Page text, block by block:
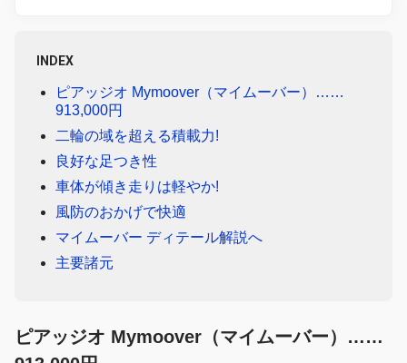
INDEX
ピアッジオ Mymoover（マイムーバー）……
913,000円
二輪の域を超える積載力!
良好な足つき性
車体が傾き走りは軽やか!
風防のおかげで快適
マイムーバー ディテール解説へ
主要諸元
ピアッジオ Mymoover（マイムーバー）……